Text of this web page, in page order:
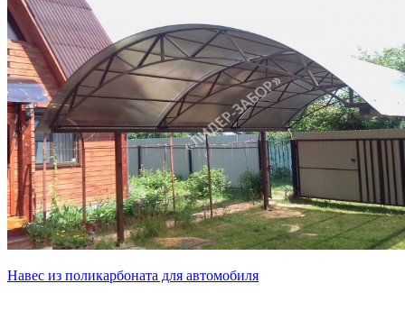
Навес из поликарбоната для автомобиля